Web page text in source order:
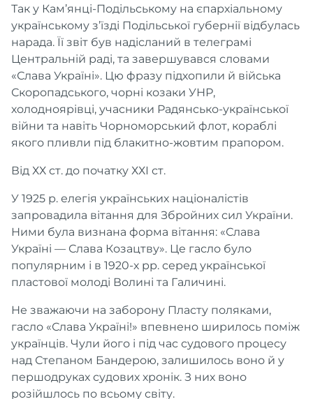
Так у Кам’янці-Подільському на єпархіальному
українському з’їзді Подільської губернії відбулась
нарада. Її звіт був надісланий в телеграмі
Центральній раді, та завершувався словами
«Слава Україні». Цю фразу підхопили й війська
Скоропадського, чорні козаки УНР,
холодноярівці, учасники Радянсько-української
війни та навіть Чорноморський флот, кораблі
якого пливли під блакитно-жовтим прапором.
Від ХХ ст. до початку ХХІ ст.
У 1925 р. елегія українських націоналістів
запровадила вітання для Збройних сил України.
Ними була визнана форма вітання: «Слава
Україні — Слава Козацтву». Це гасло було
популярним і в 1920-х рр. серед української
пластової молоді Волині та Галичині.
Не зважаючи на заборону Пласту поляками,
гасло «Слава Україні!» впевнено ширилось поміж
українців. Чули його і під час судового процесу
над Степаном Бандерою, залишилось воно й у
першодруках судових хронік. З них воно
розійшлось по всьому світу.